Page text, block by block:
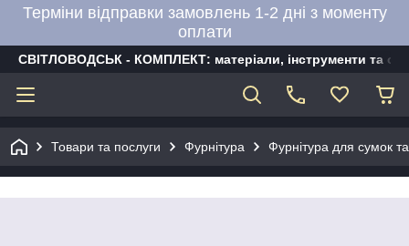
Терміни відправки замовлень 1-2 дні з моменту
оплати
СВІТЛОВОДСЬК - КОМПЛЕКТ: матеріали, інструменти та
Товари та послуги Фурнітура Фурнітура для сумок